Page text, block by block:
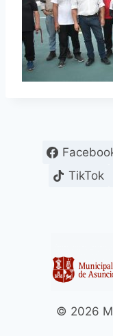
TikTok
© 2026